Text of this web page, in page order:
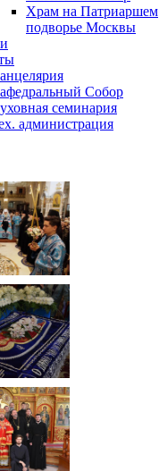
Храм на Патриаршем
подворье Москвы
Собор
семинария
администрация